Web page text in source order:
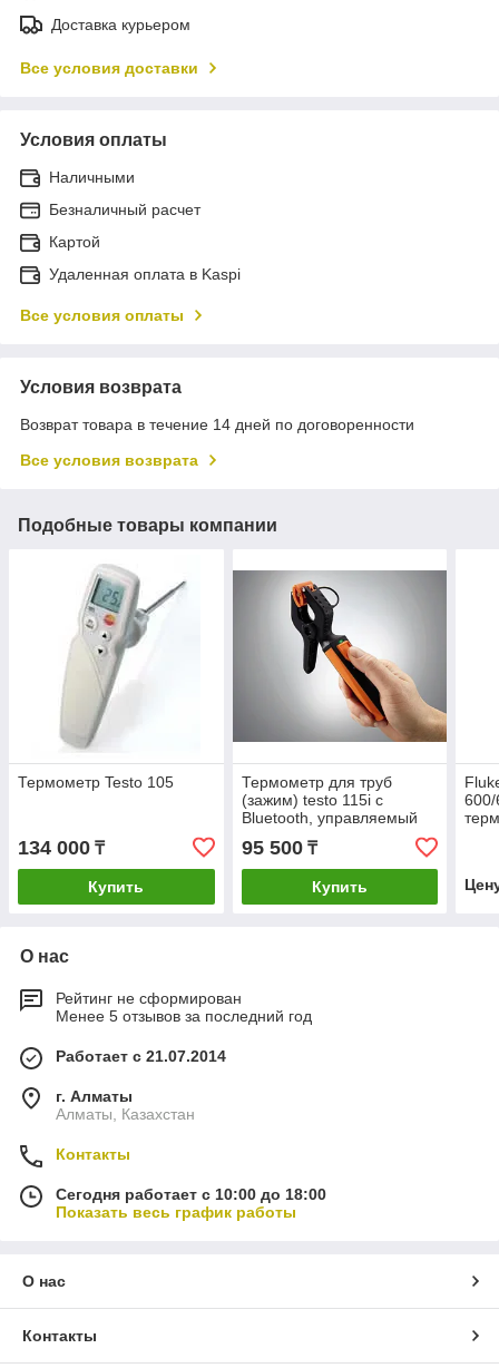
Доставка курьером
Все условия доставки
Условия оплаты
Наличными
Безналичный расчет
Картой
Удаленная оплата в Kaspi
Все условия оплаты
Условия возврата
Возврат товара в течение 14 дней по договоренности
Все условия возврата
Подобные товары компании
Термометр Testo 105
134 000 ₸
Купить
Термометр для труб
(зажим) testo 115i с
Bluetooth, управляемый
со смартфона/планшета
95 500₸
Купить
О нас
Рейтинг не сформирован
Менее 5 отзывов за последний год
Работает с 21.07.2014
г. Алматы
Алматы, Казахстан
Контакты
Сегодня работает с 10:00 до 18:00
Показать весь график работы
О нас
Контакты